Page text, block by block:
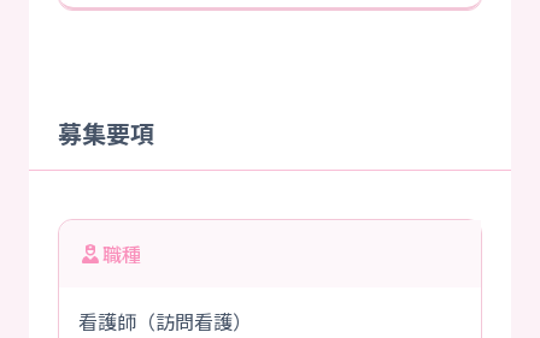
募集要項
職種
看護師（訪問看護）